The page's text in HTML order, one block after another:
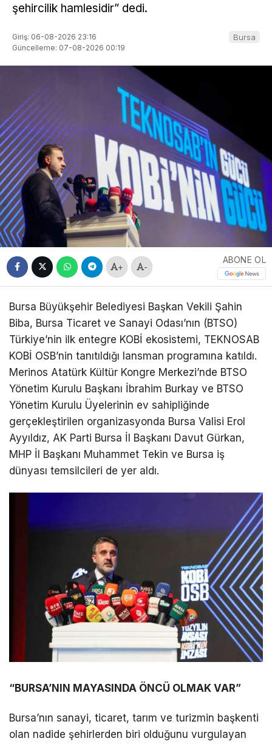
şehircilik hamlesidir” dedi.
Giriş: 06-08-2026 23:16
Güncelleme: 07-08-2026 00:19
Bursa
+ -
ABONE OL
Bursa Büyükşehir Belediyesi Başkan Vekili Şahin
Biba, Bursa Ticaret ve Sanayi Odası’nın (BTSO)
Türkiye’nin ilk entegre KOBİ ekosistemi, TEKNOSAB
KOBİ OSB’nin tanıtıldığı lansman programına katıldı.
Merinos Atatürk Kültür Kongre Merkezi’nde BTSO
Yönetim Kurulu Başkanı İbrahim Burkay ve BTSO
Yönetim Kurulu Üyelerinin ev sahipliğinde
gerçekleştirilen organizasyonda Bursa Valisi Erol
Ayyıldız, AK Parti Bursa İl Başkanı Davut Gürkan,
MHP İl Başkanı Muhammet Tekin ve Bursa iş
dünyası temsilcileri de yer aldı.
“BURSA’NIN MAYASINDA ÖNCÜ OLMAK VAR”
Bursa’nın sanayi, ticaret, tarım ve turizmin başkenti
olan nadide şehirlerden biri olduğunu vurgulayan